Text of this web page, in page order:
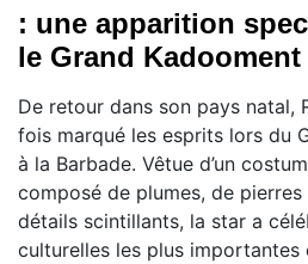
: une apparition
le Grand Kadooment
De retour dans son pays natal,
fois marqué les esprits lors du
à la Barbade. Vêtue d’un
composé de plumes, de
détails scintillants, la star a
culturelles les plus importantes